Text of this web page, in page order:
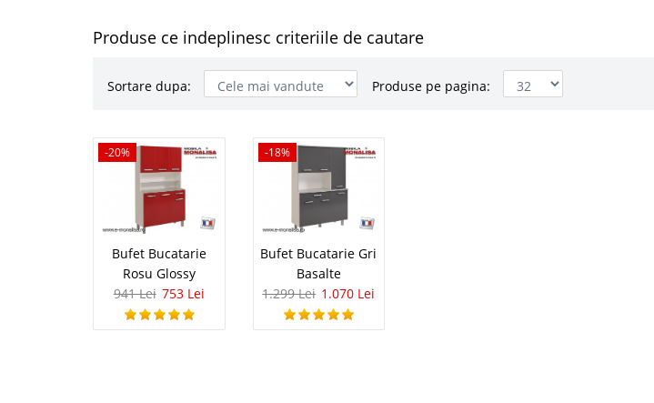
Produse ce indeplinesc criteriile de cautare
Sortare dupa: Produse pe pagina:
-20% Bufet Bucatarie Rosu Glossy
Bufet Bucatarie Rosu Lucios Glossy Atunci cand mobilam bucataria unei
garsoniere, o bucatarie mica la bloc sau chicineta unei firme apare
necesitatea achizitionarii unui bufet ieftin micut ca dimensiuni dar foarte
bine organizat. O bucatarie mica necesita o aten..
-18% Bufet Bucatarie Gri Basalte
-20%
Bufet Bucatarie
Rosu Glossy
941 Lei 753 Lei
-18%
Bufet Bucatarie Gri
Basalte
1.299 Lei 1.070 Lei